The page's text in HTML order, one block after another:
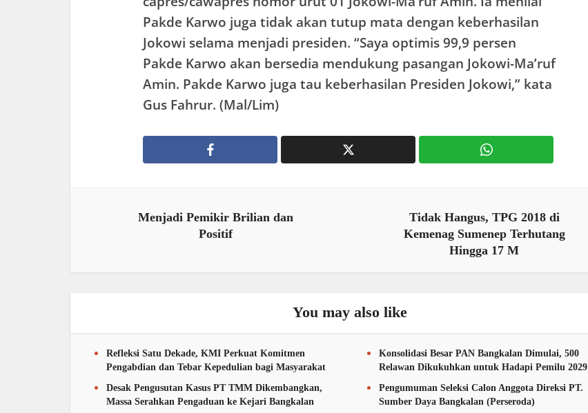
Pakde Karwo juga tidak akan tutup mata dengan keberhasilan
Jokowi selama menjadi presiden. “Saya optimis 99,9 persen
Pakde Karwo akan bersedia mendukung pasangan Jokowi-Ma’ruf
Amin. Pakde Karwo juga tau keberhasilan Presiden Jokowi,” kata
Gus Fahrur. (Mal/Lim)
Menjadi Pemikir Brilian dan
Positif
Tidak Hangus, TPG 2018 di
Kemenag Sumenep Terhutang
Hingga 17 M
You may also like
Refleksi Satu Dekade, KMI Perkuat Komitmen
Pengabdian dan Tebar Kepedulian bagi Masyarakat
Konsolidasi Besar PAN Bangkalan Dimulai, 500
Relawan Dikukuhkan untuk Hadapi Pemilu 2029
Desak Pengusutan Kasus PT TMM Dikembangkan,
Massa Serahkan Pengaduan ke Kejari Bangkalan
Pengumuman Seleksi Calon Anggota Direksi PT.
Sumber Daya Bangkalan (Perseroda)